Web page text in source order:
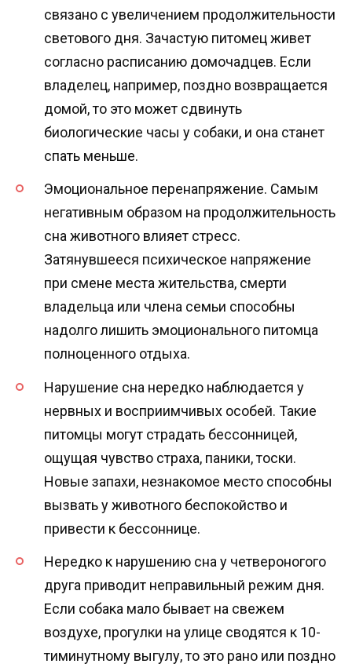
связано с увеличением продолжительности
светового дня. Зачастую питомец живет
согласно расписанию домочадцев. Если
владелец, например, поздно возвращается
домой, то это может сдвинуть
биологические часы у собаки, и она станет
спать меньше.
Эмоциональное перенапряжение. Самым
негативным образом на продолжительность
сна животного влияет стресс.
Затянувшееся психическое напряжение
при смене места жительства, смерти
владельца или члена семьи способны
надолго лишить эмоционального питомца
полноценного отдыха.
Нарушение сна нередко наблюдается у
нервных и восприимчивых особей. Такие
питомцы могут страдать бессонницей,
ощущая чувство страха, паники, тоски.
Новые запахи, незнакомое место способны
вызвать у животного беспокойство и
привести к бессоннице.
Нередко к нарушению сна у четвероногого
друга приводит неправильный режим дня.
Если собака мало бывает на свежем
воздухе, прогулки на улице сводятся к 10-
тиминутному выгулу, то это рано или поздно